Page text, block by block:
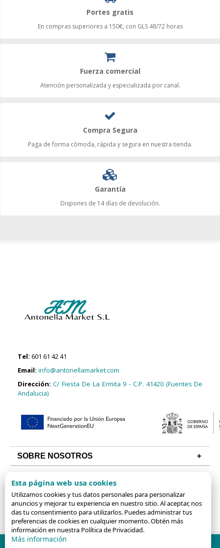
Portes gratis
En compras superiores a 150€, con GLS 48/72 horas
Fuerza comercial
Atención personalizada y especializada por canal.
Compra Segura
Paga de forma cómoda, rápida y segura en nuestra tienda.
Garantía
Dispones de 14 días de devolución.
Tel: 601 61 42 41
Email: info@antonellamarket.com
Dirección:C/ Fiesta De La Ermita 9 - C.P. 41420 (Fuentes De
Andalucia)
SOBRE NOSOTROS
ALGUNAS CATEGORÍAS
Esta página web usa cookies
Utilizamos cookies y tus datos personales para personalizar
anuncios y mejorar tu experiencia en nuestro sitio. Al aceptar, nos
das tu consentimiento para utilizarlos. Puedes administrar tus
preferencias de cookies en cualquier momento. Obtén más
información en nuestra Política de Privacidad.
Más información